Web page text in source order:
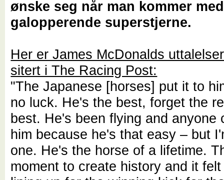
ønske seg når man kommer
galopperende superstjerne.
Her er James McDonalds
sitert i The Racing Post:
"The Japanese [horses] put it to
no luck. He's the best, forget the
best. He's been flying and anyone
him because he's that easy – but
one. He's the horse of a lifetime.
moment to create history and it